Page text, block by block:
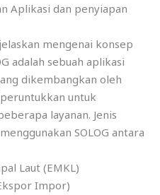
4
Aplikasi dan penyiapan
mengenai konsep
adalah sebuah aplikasi
dikembangkan oleh
untuk
layanan. Jenis
SOLOG antara
Laut (EMKL)
Impor)
reserved.